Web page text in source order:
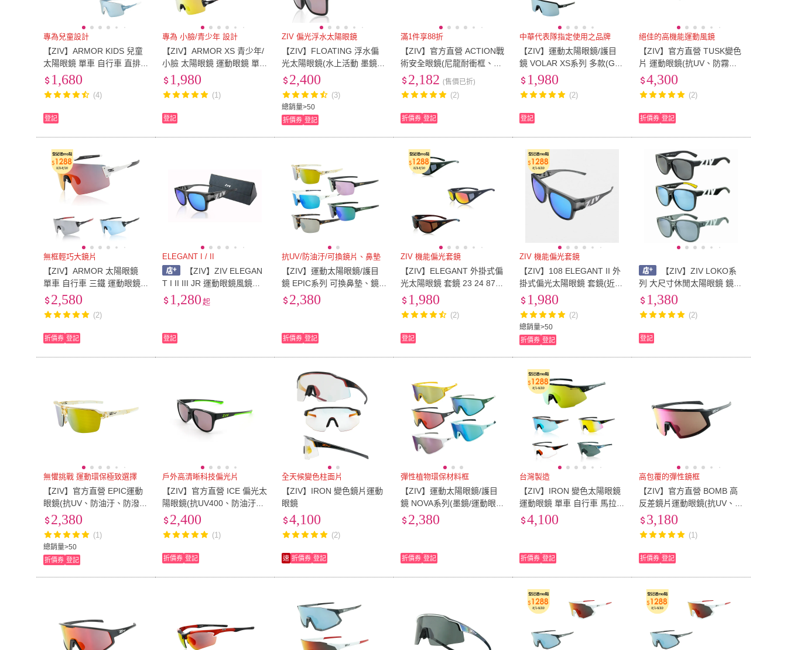
專為兒童設計
【ZIV】ARMOR KIDS 兒童
太陽眼鏡 單車 自行車 直排
輪 運動眼鏡(222 223 224 22
1,680
(4)
登記
專為 小臉/青少年 設計
【ZIV】ARMOR XS 青少年/
小臉 太陽眼鏡 運動眼鏡 單
車 自行車 馬拉松 三鐵 墨鏡
(180 181 182)
1,980
(1)
登記
ZIV 偏光浮水太陽眼鏡
【ZIV】FLOATING 浮水偏
光太陽眼鏡(水上活動 墨鏡
套鏡 套鏡 太陽眼鏡 開車 騎
車 98 99)
總銷量>50
2,400
(3)
折價券 登記
滿1件享88折
【ZIV】官方直營 ACTION戰
術安全眼鏡(尼龍耐衝框、防
撞、防霧鏡片、可調整防滑
鼻墊、可裝近視內視鏡)
2,182 (售價已折)
(2)
折價券 登記
中華代表隊指定使用之品牌
【ZIV】運動太陽眼鏡/護目
鏡 VOLAR XS系列 多款(G85
0鏡框/太陽眼鏡/墨鏡/抗UV/
路跑/單車/自行車)
1,980
(2)
登記
絕佳的高機能運動風鏡
【ZIV】官方直營 TUSK變色
片 運動眼鏡(抗UV、防霧、
防潑水、防油汙、防撞風暴
變色鏡片)
4,300
(2)
折價券 登記
無框輕巧大鏡片
【ZIV】ARMOR 太陽眼鏡
單車 自行車 三鐵 運動眼鏡(1
53 154 155)
2,580
(2)
折價券 登記
ELEGANT I / II
【ZIV】ZIV ELEGAN
T I II III JR 運動眼鏡風鏡騎
行鏡1,280 起
登記
抗UV/防油汙/可換鏡片、鼻墊
【ZIV】運動太陽眼鏡/護目
鏡 EPIC系列 可換鼻墊、鏡
片(G850鏡框/墨鏡/眼鏡/運
動/馬拉松/路跑/抗UV/自行
2,380
折價券 登記
ZIV 機能偏光套鏡
【ZIV】ELEGANT 外掛式偏
光太陽眼鏡 套鏡 23 24 87
(近視 墨鏡 套鏡 套鏡 太陽眼
鏡 開車 騎車)
1,980
(2)
登記
ZIV 機能偏光套鏡
【ZIV】108 ELEGANT II 外
掛式偏光太陽眼鏡 套鏡(近視
墨鏡 套鏡 套鏡 太陽眼鏡 開
車 騎車)
總銷量>50
1,980
(2)
折價券 登記
【ZIV】ZIV LOKO系
列 大尺寸休閒太陽眼鏡 鏡片
加大 鏡腳加長 抗UV400 防
潑水防油污防霧防撞PC片
《台南悠活運動家》
1,380
(2)
登記
無懼挑戰 運動環保極致選擇
【ZIV】官方直營 EPIC運動
眼鏡(抗UV、防油汙、防潑
水、PC片)
總銷量>50
2,380
(1)
折價券 登記
戶外高清晰科技偏光片
【ZIV】官方直營 ICE 偏光太
陽眼鏡(抗UV400、防油汙、
防爆偏光片)
2,400
(1)
折價券 登記
全天候變色柱面片
【ZIV】IRON 變色鏡片運動
眼鏡
4,100
(2)
速 折價券 登記
彈性植物環保材料框
【ZIV】運動太陽眼鏡/護目
鏡 NOVA系列(墨鏡/運動眼
鏡/路跑/抗UV眼鏡/單車/自行
2,380
折價券 登記
台灣製造
【ZIV】IRON 變色太陽眼鏡
運動眼鏡 單車 自行車 馬拉
松 三鐵 墨鏡(160)
4,100
折價券 登記
高包覆的彈性鏡框
【ZIV】官方直營 BOMB 高
反差鏡片運動眼鏡(抗UV、防
霧、防潑水、防油汙、防撞
風暴鏡片)
3,180
(1)
折價券 登記